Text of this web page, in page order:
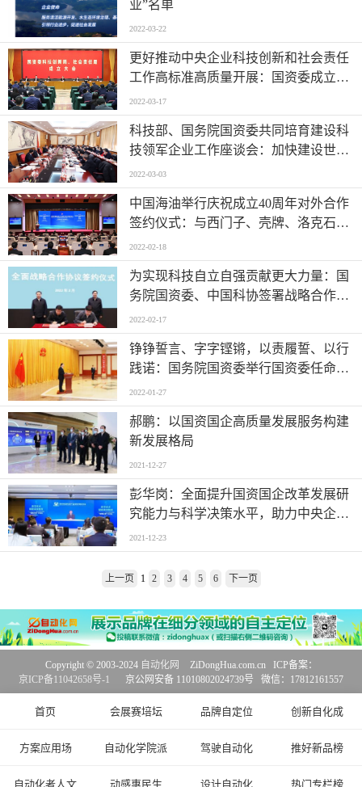
业”名单
2022-03-22
更好推动中央企业科技创新和社会责任
工作高标准高质量开展：国资委成立科
技创新局、社会责任局
2022-03-17
科技部、国务院国资委共同培育建设科
技领军企业工作座谈会：加快建设世界
一流科技领军企业
2022-03-03
中国海油举行庆祝成立40周年对外合作
签约仪式：与西门子、壳牌、洛克石油
等
2022-02-18
为实现科技自立自强贡献更大力量：国
务院国资委、中国科协签署战略合作协
议
2022-02-17
铮铮誓言、字字铿锵，以责履誓、以行
践诺：国务院国资委举行国资委任命的
国家工作人员宪法宣誓仪式
2022-01-27
郝鹏：以国资国企高质量发展服务构建
新发展格局
2021-12-27
彭华岗：全面提升国资国企改革发展研
究能力与科学决策水平，助力中央企业
高质量发展
2021-12-23
上一页 1 2 3 4 5 6 下一页
首页 会展赛培坛 品牌自定位 创新自化成
方案应用场 自动化学院派 驾驶自动化 推好新品榜
自动化者人文 动感惠民生 设计自动化 热门专栏榜
Copyright © 2003-2024 自动化网
ZiDongHua.com.cn ICP备案：
京ICP备11042658号-1
京公网安备 11010802024739号 微信：17812161557